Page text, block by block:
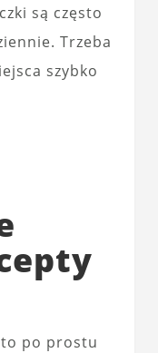
są często
Trzeba
szybko
to po prostu